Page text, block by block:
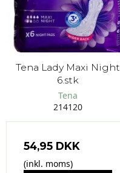
Tena Lady Maxi Night
6.stk
Tena
214120
54,95 DKK
(inkl. moms)